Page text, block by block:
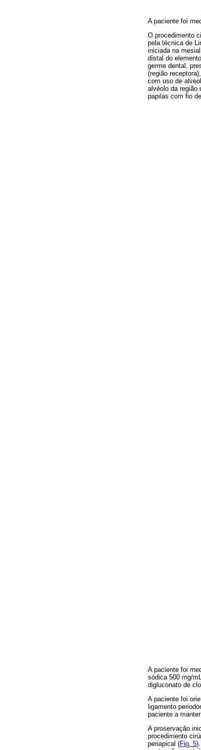
A paciente foi
O procedimento
pela técnica de
iniciada na
distal do
germe dental,
(região
com uso de
alvéolo da região
papilas com fio
A paciente foi
sódica 500 mg/
digluconato de
A paciente foi
ligamento
paciente a
A proservação
procedimento
periapical (Fig. 5